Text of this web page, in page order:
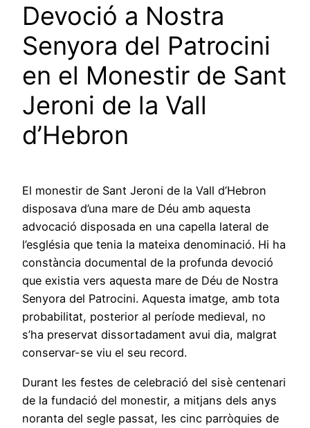
Devoció a Nostra
Senyora del Patrocini
en el Monestir de Sant
Jeroni de la Vall
d’Hebron
El monestir de Sant Jeroni de la Vall d’Hebron
disposava d’una mare de Déu amb aquesta
advocació disposada en una capella lateral de
l’església que tenia la mateixa denominació. Hi ha
constància documental de la profunda devoció
que existia vers aquesta mare de Déu de Nostra
Senyora del Patrocini. Aquesta imatge, amb tota
probabilitat, posterior al període medieval, no
s’ha preservat dissortadament avui dia, malgrat
conservar-se viu el seu record.
Durant les festes de celebració del sisè centenari
de la fundació del monestir, a mitjans dels anys
noranta del segle passat, les cinc parròquies de